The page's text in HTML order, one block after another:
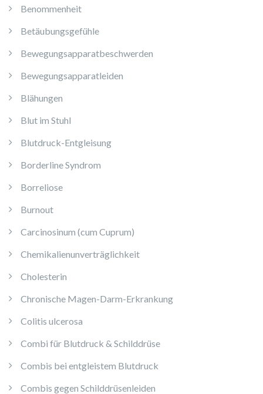
Benommenheit
Betäubungsgefühle
Bewegungsapparatbeschwerden
Bewegungsapparatleiden
Blähungen
Blut im Stuhl
Blutdruck-Entgleisung
Borderline Syndrom
Borreliose
Burnout
Carcinosinum (cum Cuprum)
Chemikalienunverträglichkeit
Cholesterin
Chronische Magen-Darm-Erkrankung
Colitis ulcerosa
Combi für Blutdruck & Schilddrüse
Combis bei entgleistem Blutdruck
Combis gegen Schilddrüsenleiden